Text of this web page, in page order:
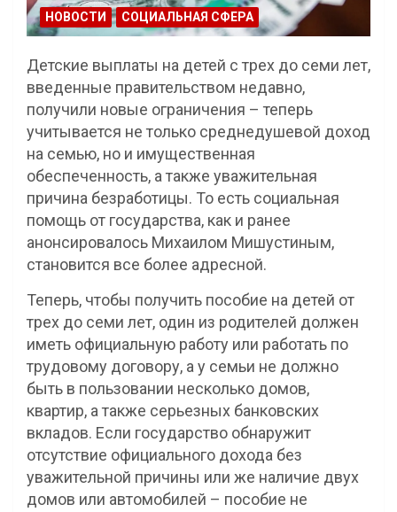
НОВОСТИ СОЦИАЛЬНАЯ СФЕРА
Детские выплаты на детей с трех до семи лет,
введенные правительством недавно,
получили новые ограничения – теперь
учитывается не только среднедушевой доход
на семью, но и имущественная
обеспеченность, а также уважительная
причина безработицы. То есть социальная
помощь от государства, как и ранее
анонсировалось Михаилом Мишустиным,
становится все более адресной.
Теперь, чтобы получить пособие на детей от
трех до семи лет, один из родителей должен
иметь официальную работу или работать по
трудовому договору, а у семьи не должно
быть в пользовании несколько домов,
квартир, а также серьезных банковских
вкладов. Если государство обнаружит
отсутствие официального дохода без
уважительной причины или же наличие двух
домов или автомобилей – пособие не